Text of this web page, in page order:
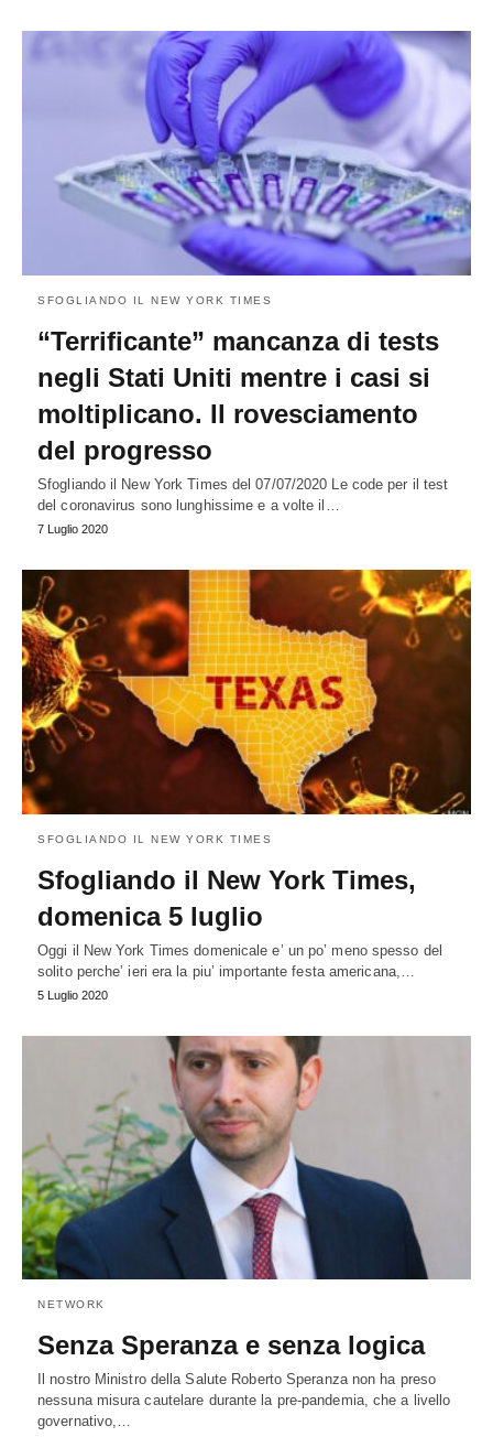
SFOGLIANDO IL NEW YORK TIMES
“Terrificante” mancanza di tests
negli Stati Uniti mentre i casi si
moltiplicano. Il rovesciamento
del progresso
Sfogliando il New York Times del 07/07/2020 Le code per il test
del coronavirus sono lunghissime e a volte il…
7 Luglio 2020
SFOGLIANDO IL NEW YORK TIMES
Sfogliando il New York Times,
domenica 5 luglio
Oggi il New York Times domenicale e’ un po’ meno spesso del
solito perche’ ieri era la piu’ importante festa americana,…
5 Luglio 2020
NETWORK
Senza Speranza e senza logica
Il nostro Ministro della Salute Roberto Speranza non ha preso
nessuna misura cautelare durante la pre-pandemia, che a livello
governativo,…